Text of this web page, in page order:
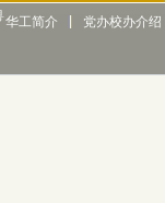
华工简介 党办校办介绍